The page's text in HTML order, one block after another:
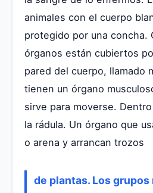
animales con el cuerpo
protegido por una concha.
órganos están cubiertos
pared del cuerpo, llamado
tienen un órgano
sirve para moverse.
la rádula. Un órgano que
o arena y arrancan trozos
de plantas. Los